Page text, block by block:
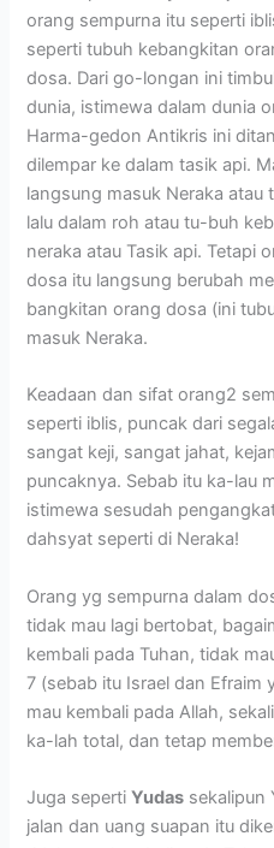
orang sempurna itu seperti
seperti tubuh kebangkitan
dosa. Dari go-longan ini
dunia, istimewa dalam dunia
Harma-gedon Antikris ini
dilempar ke dalam tasik api.
langsung masuk Neraka atau
lalu dalam roh atau tu-buh
neraka atau Tasik api. Tetapi
dosa itu langsung berubah
bangkitan orang dosa (ini
masuk Neraka.
Keadaan dan sifat orang2
seperti iblis, puncak dari
sangat keji, sangat jahat,
puncaknya. Sebab itu ka-lau
istimewa sesudah
dahsyat seperti di Neraka!
Orang yg sempurna dalam
tidak mau lagi bertobat,
kembali pada Tuhan, tidak
7 (sebab itu Israel dan
mau kembali pada Allah,
ka-lah total, dan tetap
Juga sepertiYudas sekalipun
jalan dan uang suapan itu